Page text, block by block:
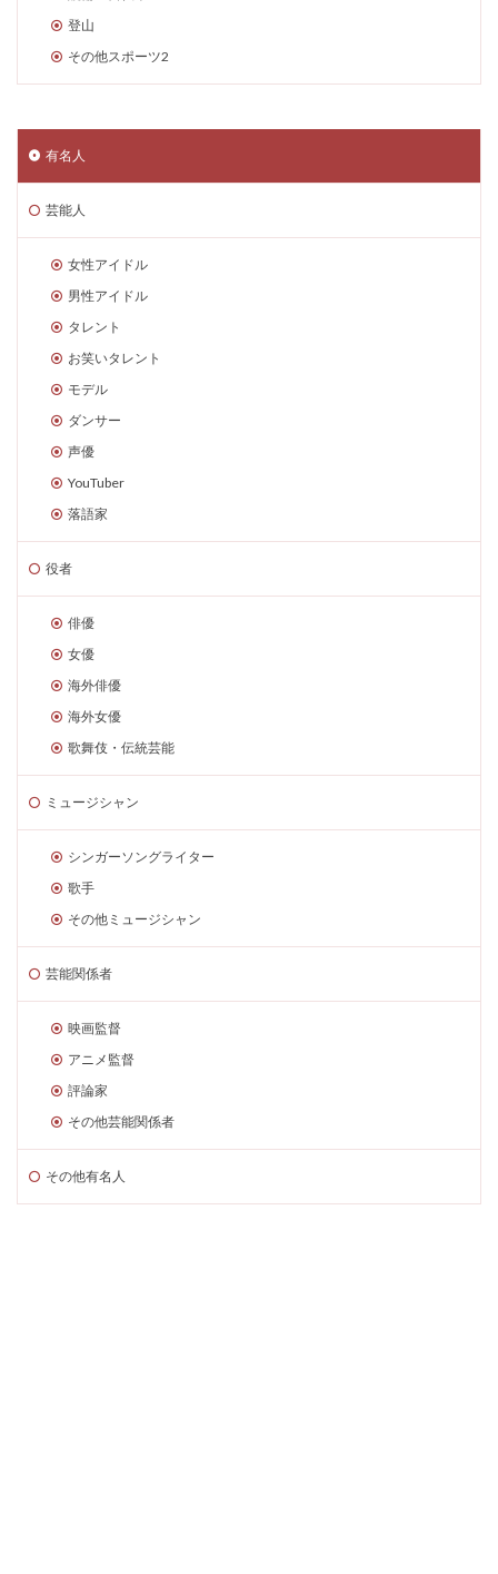
登山
その他スポーツ2
有名人
芸能人
女性アイドル
男性アイドル
タレント
お笑いタレント
モデル
ダンサー
声優
YouTuber
落語家
役者
俳優
女優
海外俳優
海外女優
歌舞伎・伝統芸能
ミュージシャン
シンガーソングライター
歌手
その他ミュージシャン
芸能関係者
映画監督
アニメ監督
評論家
その他芸能関係者
その他有名人